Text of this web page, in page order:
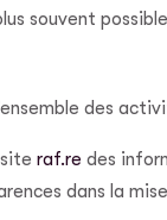
souvent
des
raf.re des
dans la